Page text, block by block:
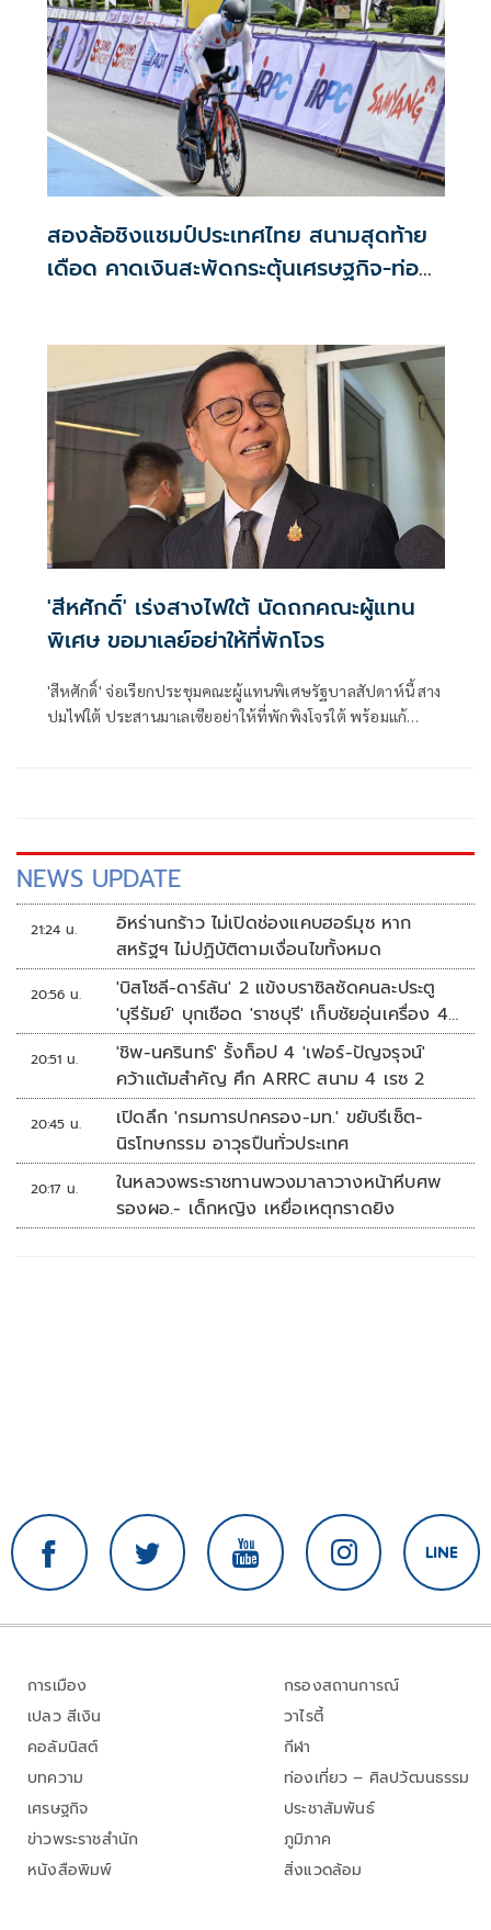
สองล้อชิงแชมป์ประเทศไทย สนามสุดท้าย
เดือด คาดเงินสะพัดกระตุ้นเศรษฐกิจ-ท่อง
'สีหศักดิ์' เร่งสางไฟใต้ นัดถก​คณะผู้แทน
พิเศษ​​​ ขอมาเลย์​อย่าให้ที่พักโจร
'สีหศักดิ์' จ่อเรียก​ประชุมคณะผู้แทนพิเศษรัฐบาล​สัปดาห์นี้​ สาง
ปมไฟใต้​ ประสานมาเลเซีย​อย่าให้ที่พักพิง​โจรใต้ พร้อมแก้
NEWS UPDATE
21:24 น.
อิหร่านกร้าว ไม่เปิดช่องแคบฮอร์มุซ หาก
สหรัฐฯ ไม่ปฏิบัติตามเงื่อนไขทั้งหมด
20:56 น.
'บิสโซลี-ดาร์ลัน' 2 แข้งบราซิลซัดคนละประตู
'บุรีรัมย์' บุกเชือด 'ราชบุรี' เก็บชัยอุ่นเครื่อง 4
นัดรวด
20:51 น.
'ชิพ-นครินทร์' รั้งท็อป 4 'เฟอร์-ปัญจรุจน์'
คว้าแต้มสำคัญ ศึก ARRC สนาม 4 เรซ 2
20:45 น.
เปิดลึก 'กรมการปกครอง-มท.' ขยับรีเซ็ต-
นิรโทษกรรม อาวุธปืนทั่วประเทศ
20:17 น.
ในหลวงพระราชทานพวงมาลาวางหน้าหีบศพ
รองผอ.- เด็กหญิง เหยื่อเหตุกราดยิง
การเมือง
เปลว สีเงิน
คอลัมนิสต์
บทความ
เศรษฐกิจ
ข่าวพระราชสำนัก
หนังสือพิมพ์
กรองสถานการณ์
วาไรตี้
กีฬา
ท่องเที่ยว – ศิลปวัฒนธรรม
ประชาสัมพันธ์
ภูมิภาค
สิ่งแวดล้อม